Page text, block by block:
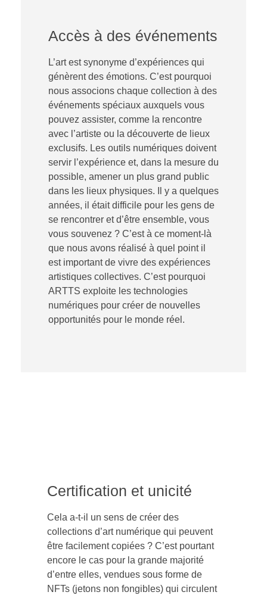
Accès à des événements
L’art est synonyme d’expériences qui
génèrent des émotions. C’est pourquoi
nous associons chaque collection à des
événements spéciaux auxquels vous
pouvez assister, comme la rencontre
avec l’artiste ou la découverte de lieux
exclusifs. Les outils numériques doivent
servir l’expérience et, dans la mesure du
possible, amener un plus grand public
dans les lieux physiques. Il y a quelques
années, il était difficile pour les gens de
se rencontrer et d’être ensemble, vous
vous souvenez ? C’est à ce moment-là
que nous avons réalisé à quel point il
est important de vivre des expériences
artistiques collectives. C’est pourquoi
ARTTS exploite les technologies
numériques pour créer de nouvelles
opportunités pour le monde réel.
Certification et unicité
Cela a-t-il un sens de créer des
collections d’art numérique qui peuvent
être facilement copiées ? C’est pourtant
encore le cas pour la grande majorité
d’entre elles, vendues sous forme de
NFTs (jetons non fongibles) qui circulent